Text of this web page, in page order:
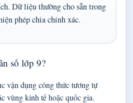
Dữ liệu thường cho sẵn trong
phép chia chính xác.
số lớp 9?
vận dụng công thức tương tự
vùng kinh tế hoặc quốc gia.